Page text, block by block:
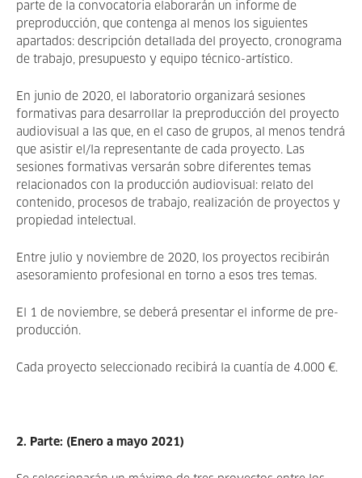
parte de la convocatoria elaborarán un informe de
preproducción, que contenga al menos los siguientes
apartados: descripción detallada del proyecto, cronograma
de trabajo, presupuesto y equipo técnico-artístico.
En junio de 2020, el laboratorio organizará sesiones
formativas para desarrollar la preproducción del proyecto
audiovisual a las que, en el caso de grupos, al menos tendrá
que asistir el/la representante de cada proyecto. Las
sesiones formativas versarán sobre diferentes temas
relacionados con la producción audiovisual: relato del
contenido, procesos de trabajo, realización de proyectos y
propiedad intelectual.
Entre julio y noviembre de 2020, los proyectos recibirán
asesoramiento profesional en torno a esos tres temas.
El 1 de noviembre, se deberá presentar el informe de pre-
producción.
Cada proyecto seleccionado recibirá la cuantía de 4.000 €.
2. Parte: (Enero a mayo 2021)